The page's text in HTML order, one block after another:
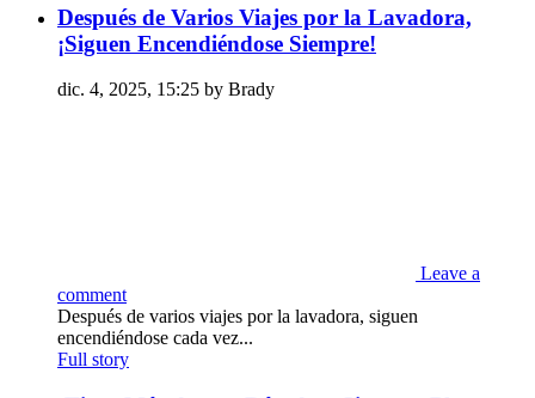
Después de Varios Viajes por la Lavadora,
¡Siguen Encendiéndose Siempre!
dic. 4, 2025, 15:25 by Brady
Leave a
comment
Después de varios viajes por la lavadora, siguen
encendiéndose cada vez...
Full story